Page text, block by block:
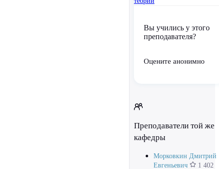
Вы учились у этого
преподавателя?
Оцените анонимно
Преподаватели той же
кафедры
Морковкин Дмитрий
Евгеньевич
1 402